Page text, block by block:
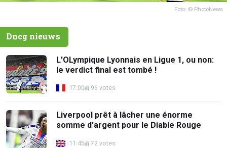
Foto: © PhotoNews
Dncg nieuws
L'OLympique Lyonnais en Ligue 1, ou non:
le verdict final est tombé !
17:00 96 votes
Liverpool prêt à lâcher une énorme
somme d'argent pour le Diable Rouge
11:45 72 votes